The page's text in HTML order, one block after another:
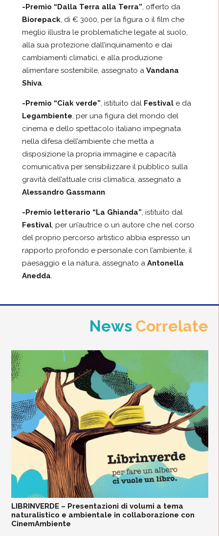
-Premio “Dalla Terra alla Terra”, offerto da
Biorepack, di € 3000, per la figura o il film che
meglio illustra le problematiche legate al suolo,
alla sua protezione dall’inquinamento e dai
cambiamenti climatici, e alla produzione
alimentare sostenibile, assegnato a Vandana
Shiva.
-Premio “Ciak verde”, istituito dal Festival e da
Legambiente, per una figura del mondo del
cinema e dello spettacolo italiano impegnata
nella difesa dell’ambiente che metta a
disposizione la propria immagine e capacità
comunicativa per sensibilizzare il pubblico sulla
gravità dell’attuale crisi climatica, assegnato a
Alessandro Gassmann.
-Premio letterario “La Ghianda”, istituito dal
Festival, per un’autrice o un autore che nel corso
del proprio percorso artistico abbia espresso un
rapporto profondo e personale con l’ambiente, il
paesaggio e la natura, assegnato a Antonella
Anedda.
News Correlate
LIBRINVERDE – Presentazioni di volumi a tema
naturalistico e ambientale in collaborazione con
CinemAmbiente